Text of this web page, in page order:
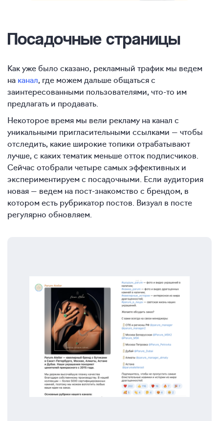
Посадочные страницы
Как уже было сказано, рекламный трафик мы ведем
на канал, где можем дальше общаться с
заинтересованными пользователями, что-то им
предлагать и продавать.
Некоторое время мы вели рекламу на канал с
уникальными пригласительными ссылками — чтобы
отследить, какие широкие топики отрабатывают
лучше, с каких тематик меньше отток подписчиков.
Сейчас отобрали четыре самых эффективных и
экспериментируем с посадочными. Если аудитория
новая — ведем на пост-знакомство с брендом, в
котором есть рубрикатор постов. Визуал в посте
регулярно обновляем.